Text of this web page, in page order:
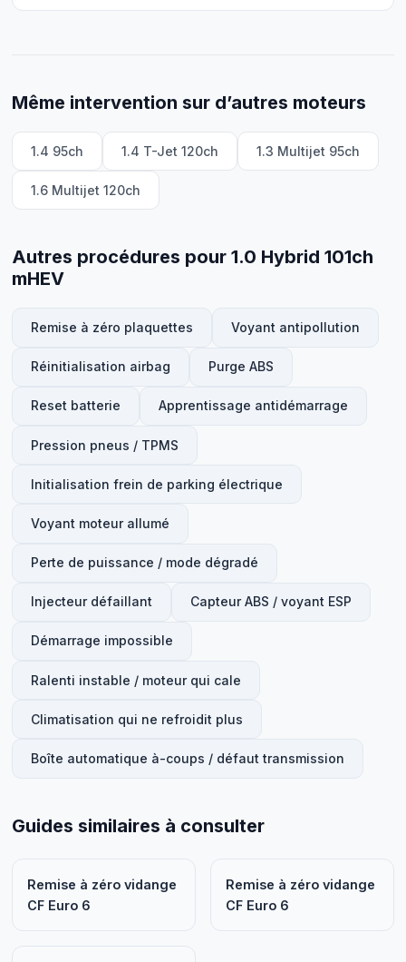
Même intervention sur d’autres moteurs
1.4 95ch 1.4 T-Jet 120ch 1.3 Multijet 95ch
1.6 Multijet 120ch
Autres procédures pour 1.0 Hybrid 101ch
mHEV
Remise à zéro plaquettes Voyant antipollution
Réinitialisation airbag Purge ABS
Reset batterie Apprentissage antidémarrage
Pression pneus / TPMS
Initialisation frein de parking électrique
Voyant moteur allumé
Perte de puissance / mode dégradé
Injecteur défaillant Capteur ABS / voyant ESP
Démarrage impossible
Ralenti instable / moteur qui cale
Climatisation qui ne refroidit plus
Boîte automatique à-coups / défaut transmission
Guides similaires à consulter
Remise à zéro vidange
CF Euro 6
Remise à zéro vidange
CF Euro 6